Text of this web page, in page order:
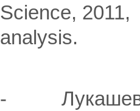
Science, 2011,
analysis.
- Лукашевич